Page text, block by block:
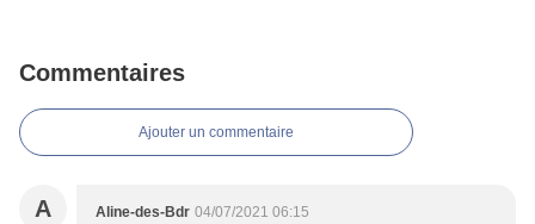
Commentaires
Ajouter un commentaire
A Aline-des-Bdr 04/07/2021 06:15